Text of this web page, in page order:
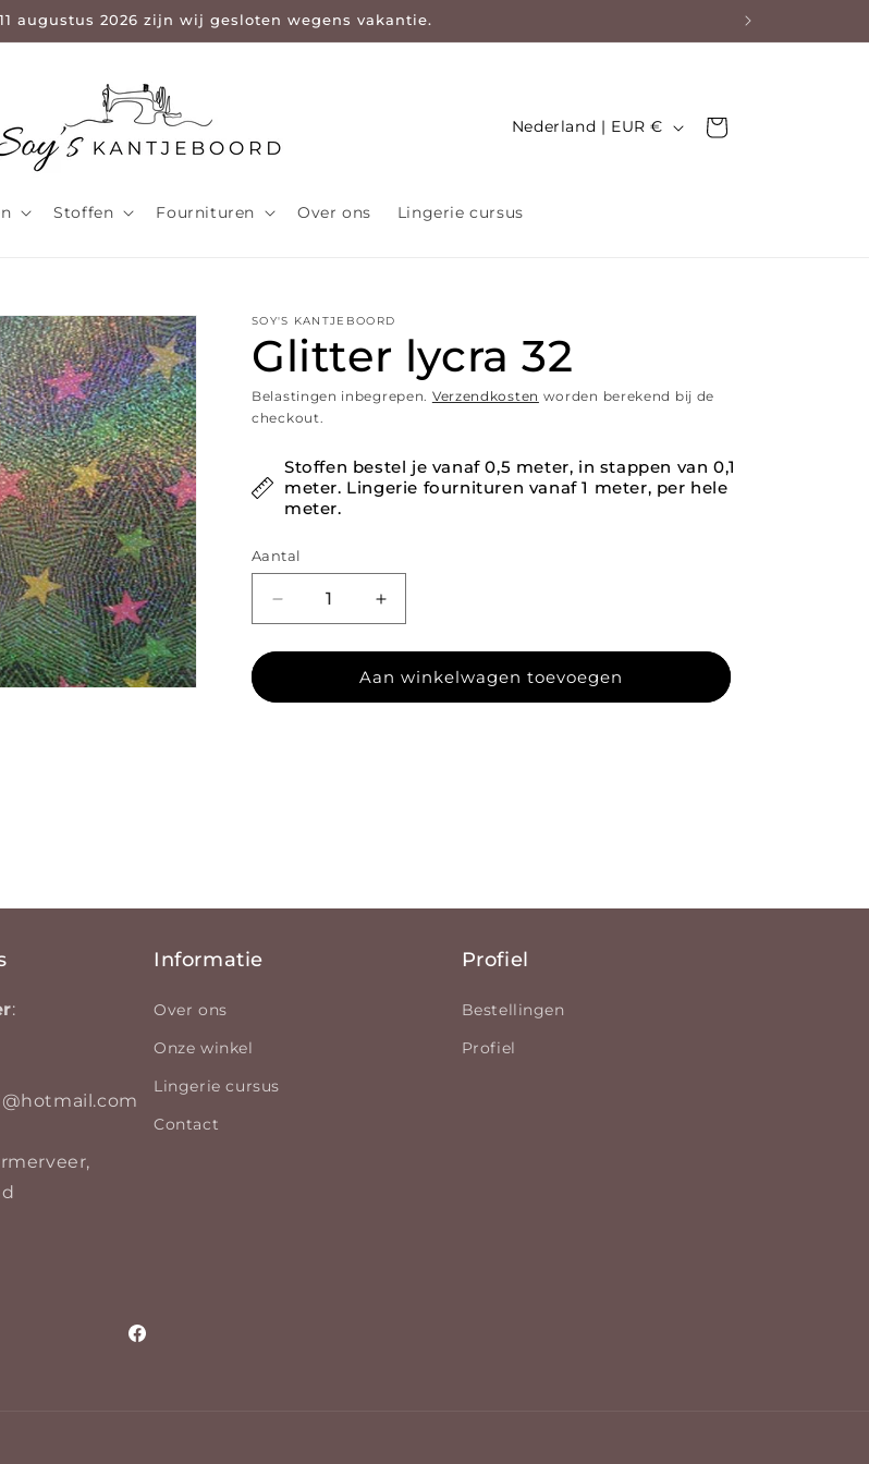
augustus 2026 zijn wij gesloten wegens vakantie.
Stoffen Fournituren Over ons Lingerie cursus
Land/regio Nederland | EUR €Winkelwagen
SOY'S KANTJEBOORD
Glitter lycra 32
Belastingen inbegrepen. Verzendkosten worden berekend bij de
checkout.
Stoffen bestel je vanaf 0,5 meter, in stappen van 0,1
meter. Lingerie fournituren vanaf 1 meter, per hele
meter.
Aantal
Aantal verlagen voor Glitter lycra 32
Aantal verhogen voor Glitter lycra 32
Aan winkelwagen toevoegen
:
Informatie
Over ons
Onze winkel
Lingerie cursus
Contact
Profiel
Bestellingen
Profiel
Facebook